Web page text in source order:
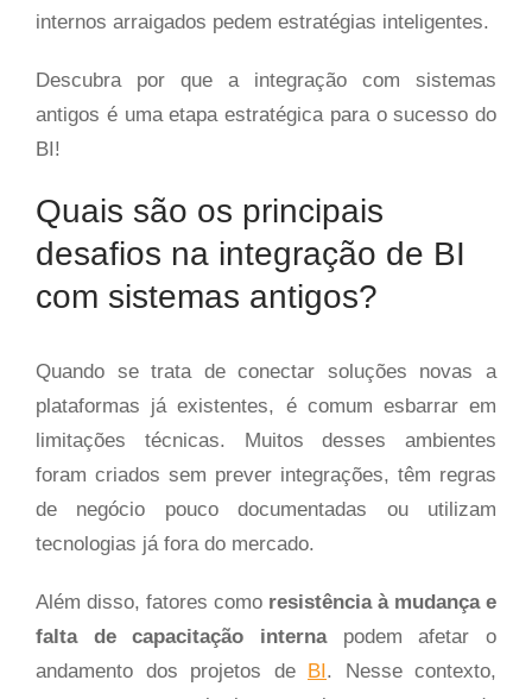
internos arraigados pedem estratégias inteligentes.
Descubra por que a integração com sistemas
antigos é uma etapa estratégica para o sucesso do
BI!
Quais são os principais
desafios na integração de BI
com sistemas antigos?
Quando se trata de conectar soluções novas a
plataformas já existentes, é comum esbarrar em
limitações técnicas. Muitos desses ambientes
foram criados sem prever integrações, têm regras
de negócio pouco documentadas ou utilizam
tecnologias já fora do mercado.
Além disso, fatores como resistência à mudança e
falta de capacitação interna podem afetar o
andamento dos projetos de BI. Nesse contexto,